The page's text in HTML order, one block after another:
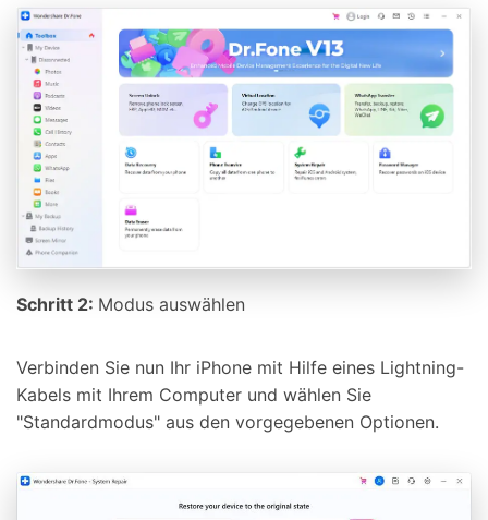
Schritt 2: Modus auswählen
Verbinden Sie nun Ihr iPhone mit Hilfe eines Lightning-
Kabels mit Ihrem Computer und wählen Sie
"Standardmodus" aus den vorgegebenen Optionen.